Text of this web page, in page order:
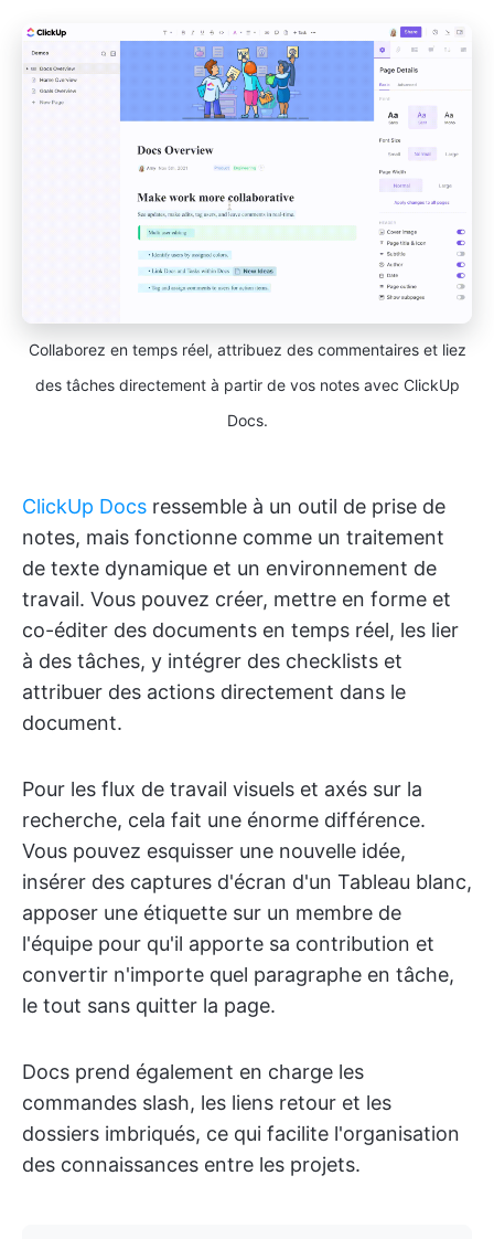
Collaborez en temps réel, attribuez des commentaires et liez
des tâches directement à partir de vos notes avec ClickUp
Docs.
ClickUp Docs ressemble à un outil de prise de
notes, mais fonctionne comme un traitement
de texte dynamique et un environnement de
travail. Vous pouvez créer, mettre en forme et
co-éditer des documents en temps réel, les lier
à des tâches, y intégrer des checklists et
attribuer des actions directement dans le
document.
Pour les flux de travail visuels et axés sur la
recherche, cela fait une énorme différence.
Vous pouvez esquisser une nouvelle idée,
insérer des captures d'écran d'un Tableau blanc,
apposer une étiquette sur un membre de
l'équipe pour qu'il apporte sa contribution et
convertir n'importe quel paragraphe en tâche,
le tout sans quitter la page.
Docs prend également en charge les
commandes slash, les liens retour et les
dossiers imbriqués, ce qui facilite l'organisation
des connaissances entre les projets.